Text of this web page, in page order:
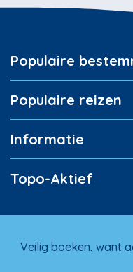
Populaire
Populaire reizen
Informatie
Topo-Aktief
Veilig boeken, want